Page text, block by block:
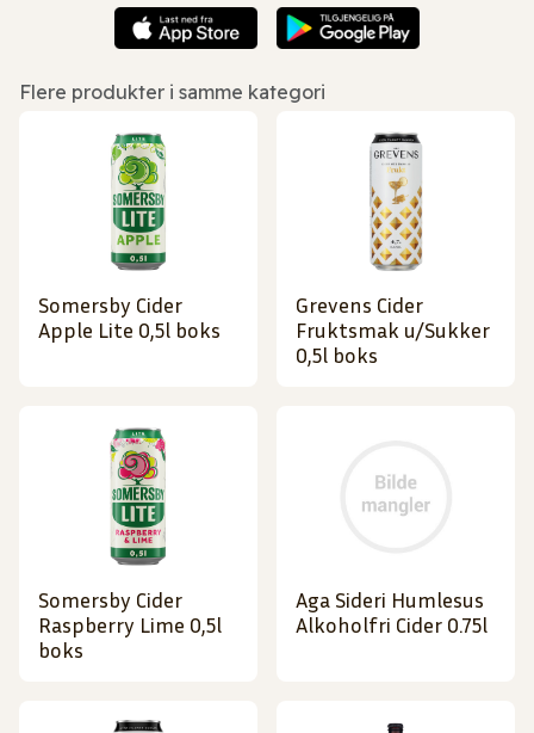
Flere produkter i samme kategori
Somersby Cider
Apple Lite 0,5l boks
Grevens Cider
Fruktsmak u/Sukker
0,5l boks
Somersby Cider
Raspberry Lime 0,5l
boks
Aga Sideri Humlesus
Alkoholfri Cider 0.75l